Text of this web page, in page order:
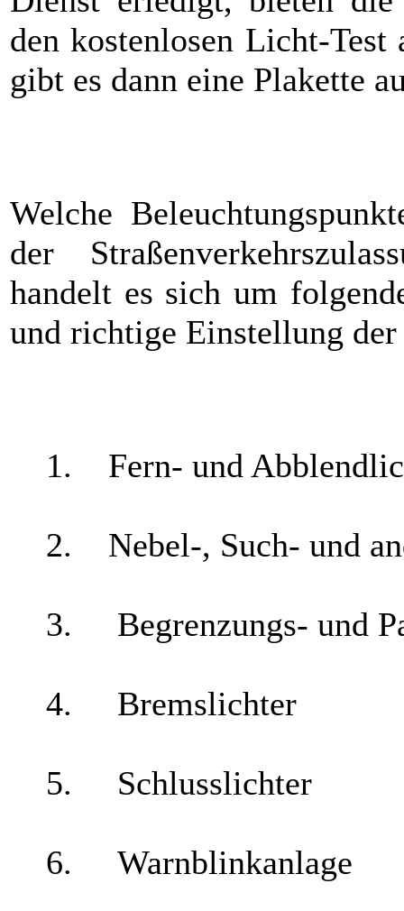
den kostenlosen Licht-
gibt es dann eine Plakette
Welche
der
handelt es sich um
und richtige Einstellung
1. Fern- und
2. Nebel-, Such- und
3. Begrenzungs- und
4. Bremslichter
5. Schlusslichter
6. Warnblinkanlage